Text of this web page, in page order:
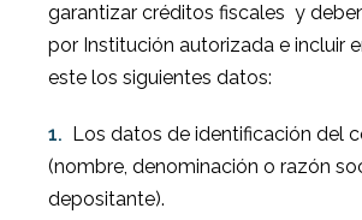
garantizar créditos fiscales y
por Institución autorizada e incluir
este los siguientes datos:
1.
Los datos de identificación del
(nombre, denominación o razón
depositante).